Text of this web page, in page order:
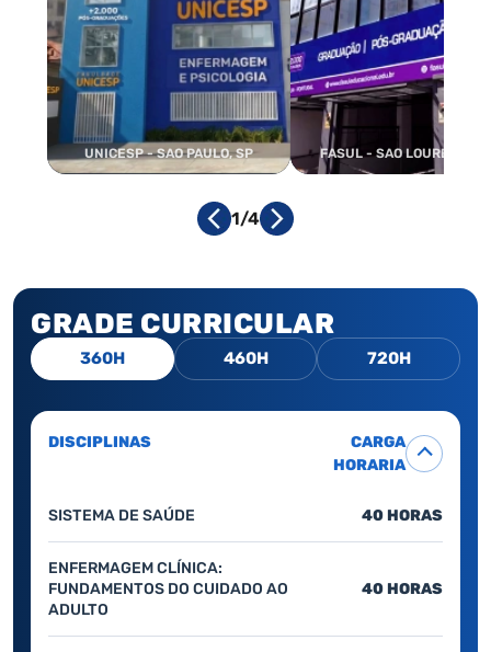
UNICESP - SAO PAULO, SP FASUL - SAO LOURENCO,
1/4
GRADE CURRICULAR
360H 460H 720H
DISCIPLINAS
CARGA
HORARIA
SISTEMA DE SAÚDE 40 HORAS
ENFERMAGEM CLÍNICA:
FUNDAMENTOS DO CUIDADO AO
ADULTO
40 HORAS